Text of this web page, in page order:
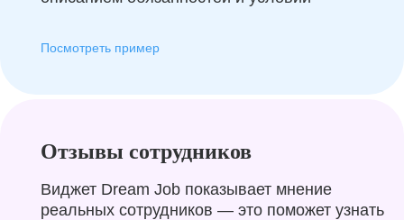
Посмотреть пример
Отзывы сотрудников
Виджет Dream Job показывает мнение
реальных сотрудников — это поможет узнать